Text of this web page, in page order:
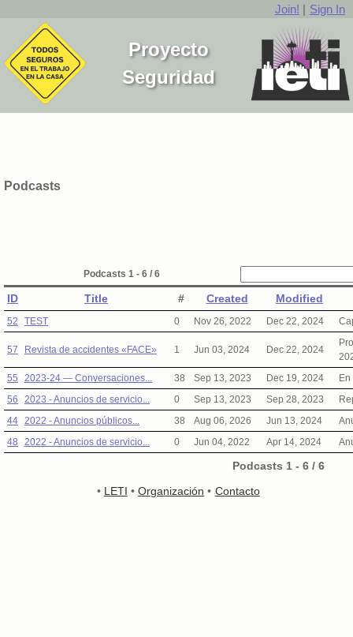
Join! | Sign In
Proyecto
Seguridad
Podcasts
Podcasts 1 - 6 / 6
ID Title # Created Modified
52 TEST 0 Nov 26, 2022 Dec 22, 2024
57 Revista de accidentes «FACE» 1 Jun 03, 2024 Dec 22, 2024
55
2023-24 — Conversaciones... 38 Sep 13, 2023 Dec 19, 2024
En
56
2023 - Anuncios de servicio... 0 Sep 13, 2023 Sep 28, 2023
44
2022 - Anuncios públicos... 38 Aug 06, 2026 Jun 13, 2024
48
2022 - Anuncios de servicio... 0 Jun 04, 2022 Apr 14, 2024
Podcasts 1 - 6 / 6
• LETI • Organización • Contacto